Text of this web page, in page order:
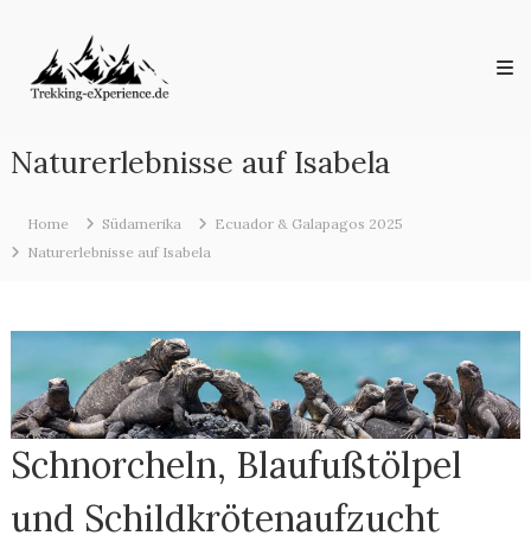
content
eXperience.de
Reiseberichte
aus
Welt
Naturerlebnisse auf Isabela
Home Südamerika
Ecuador & Galapagos 2025
Naturerlebnisse auf Isabela
Schnorcheln, Blaufußtölpel
und Schildkrötenaufzucht